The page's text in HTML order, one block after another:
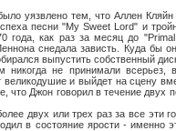
тем, что Аллен Кляйн
песни "My Sweet Lord" и
как раз за месяц до
снедала зависть. Куда бы
выпустить собственный
не принимали всерьез,
и выйдет на сцену
Джон говорил в течение двух
или трех раз за все эти
в состояние ярости - именно